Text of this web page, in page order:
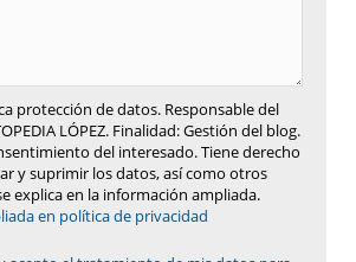
protección de datos. Responsable del
LÓPEZ. Finalidad: Gestión del blog.
del interesado. Tiene derecho
y suprimir los datos, así como otros
explica en la información ampliada.
en política de privacidad